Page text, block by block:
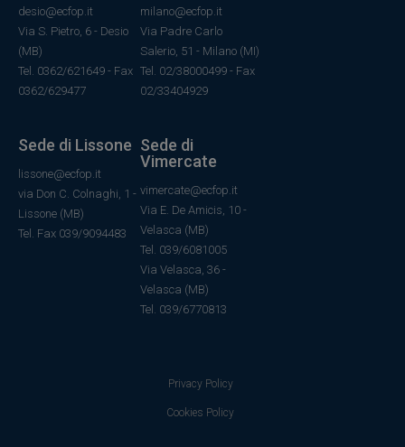
desio@ecfop.it
Via S. Pietro, 6 - Desio
(MB)
Tel. 0362/621649 - Fax
0362/629477
Sede di Lissone
lissone@ecfop.it
via Don C. Colnaghi, 1 -
Lissone (MB)
Tel. Fax 039/9094483
milano@ecfop.it
Via Padre Carlo
Salerio, 51 - Milano (MI)
Tel. 02/38000499 - Fax
02/33404929
Sede di
Vimercate
vimercate@ecfop.it
Via E. De Amicis, 10 -
Velasca (MB)
Tel. 039/6081005
Via Velasca, 36 -
Velasca (MB)
Tel. 039/6770813
Privacy Policy
Cookies Policy